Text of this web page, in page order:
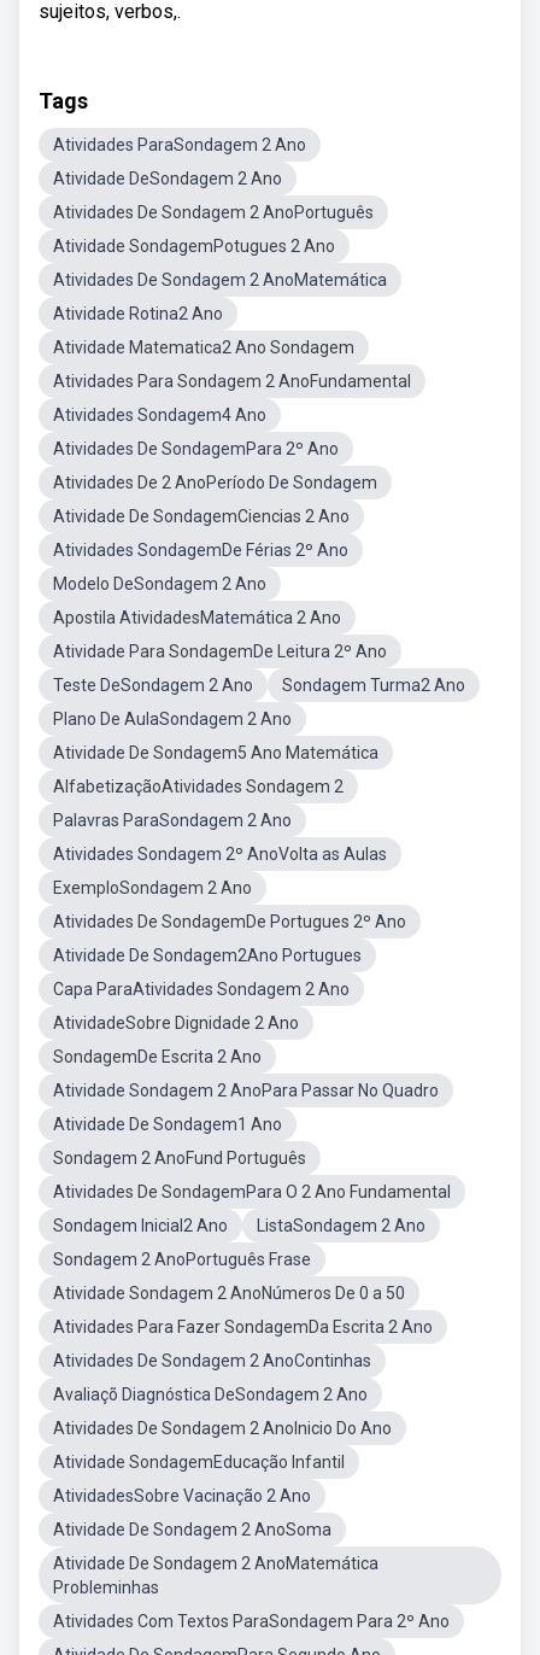
sujeitos, verbos,.
Tags
Atividades ParaSondagem 2 Ano
Atividade DeSondagem 2 Ano
Atividades De Sondagem 2 AnoPortuguês
Atividade SondagemPotugues 2 Ano
Atividades De Sondagem 2 AnoMatemática
Atividade Rotina2 Ano
Atividade Matematica2 Ano Sondagem
Atividades Para Sondagem 2 AnoFundamental
Atividades Sondagem4 Ano
Atividades De SondagemPara 2º Ano
Atividades De 2 AnoPeríodo De Sondagem
Atividade De SondagemCiencias 2 Ano
Atividades SondagemDe Férias 2º Ano
Modelo DeSondagem 2 Ano
Apostila AtividadesMatemática 2 Ano
Atividade Para SondagemDe Leitura 2º Ano
Teste DeSondagem 2 Ano
Sondagem Turma2 Ano
Plano De AulaSondagem 2 Ano
Atividade De Sondagem5 Ano Matemática
AlfabetizaçãoAtividades Sondagem 2
Palavras ParaSondagem 2 Ano
Atividades Sondagem 2º AnoVolta as Aulas
ExemploSondagem 2 Ano
Atividades De SondagemDe Portugues 2º Ano
Atividade De Sondagem2Ano Portugues
Capa ParaAtividades Sondagem 2 Ano
AtividadeSobre Dignidade 2 Ano
SondagemDe Escrita 2 Ano
Atividade Sondagem 2 AnoPara Passar No Quadro
Atividade De Sondagem1 Ano
Sondagem 2 AnoFund Português
Atividades De SondagemPara O 2 Ano Fundamental
Sondagem Inicial2 Ano
ListaSondagem 2 Ano
Sondagem 2 AnoPortuguês Frase
Atividade Sondagem 2 AnoNúmeros De 0 a 50
Atividades Para Fazer SondagemDa Escrita 2 Ano
Atividades De Sondagem 2 AnoContinhas
Avaliaçõ Diagnóstica DeSondagem 2 Ano
Atividades De Sondagem 2 AnoInicio Do Ano
Atividade SondagemEducação Infantil
AtividadesSobre Vacinação 2 Ano
Atividade De Sondagem 2 AnoSoma
Atividade De Sondagem 2 AnoMatemática
Probleminhas
Atividades Com Textos ParaSondagem Para 2º Ano